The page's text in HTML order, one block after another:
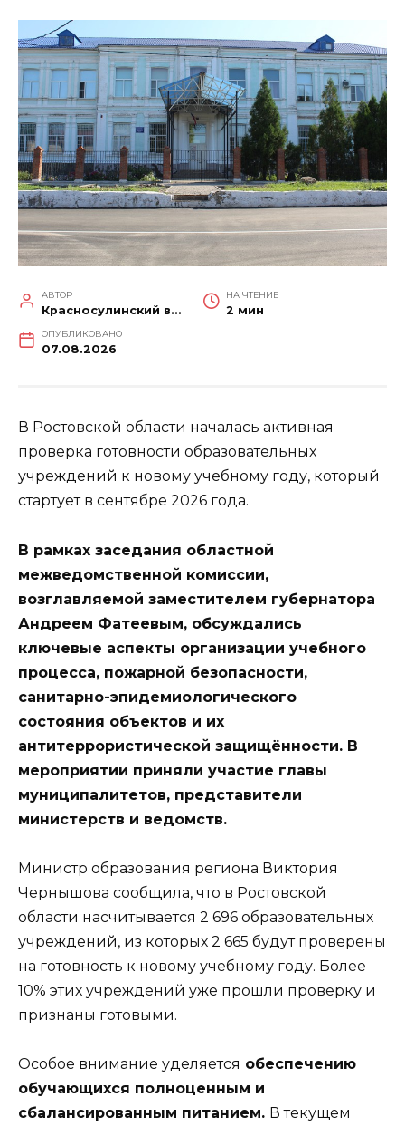
АВТОР
Красносулинский вестник
НА ЧТЕНИЕ
2 мин
ОПУБЛИКОВАНО
07.08.2026
В Ростовской области началась активная
проверка готовности образовательных
учреждений к новому учебному году, который
стартует в сентябре 2026 года.
В рамках заседания областной
межведомственной комиссии,
возглавляемой заместителем губернатора
Андреем Фатеевым, обсуждались
ключевые аспекты организации учебного
процесса, пожарной безопасности,
санитарно-эпидемиологического
состояния объектов и их
антитеррористической защищённости. В
мероприятии приняли участие главы
муниципалитетов, представители
министерств и ведомств.
Министр образования региона Виктория
Чернышова сообщила, что в Ростовской
области насчитывается 2 696 образовательных
учреждений, из которых 2 665 будут проверены
на готовность к новому учебному году. Более
10% этих учреждений уже прошли проверку и
признаны готовыми.
Особое внимание уделяется обеспечению
обучающихся полноценным и
сбалансированным питанием. В текущем